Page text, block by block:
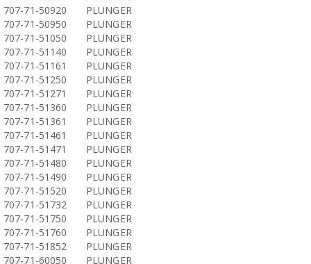
707-71-50920
PLUNGER
707-71-50950
PLUNGER
707-71-51050
PLUNGER
707-71-51140
PLUNGER
707-71-51161
PLUNGER
707-71-51250
PLUNGER
707-71-51271
PLUNGER
707-71-51360
PLUNGER
707-71-51361
PLUNGER
707-71-51461
PLUNGER
707-71-51471
PLUNGER
707-71-51480
PLUNGER
707-71-51490
PLUNGER
707-71-51520
PLUNGER
707-71-51732
PLUNGER
707-71-51750
PLUNGER
707-71-51760
PLUNGER
707-71-51852
PLUNGER
707-71-60050
PLUNGER